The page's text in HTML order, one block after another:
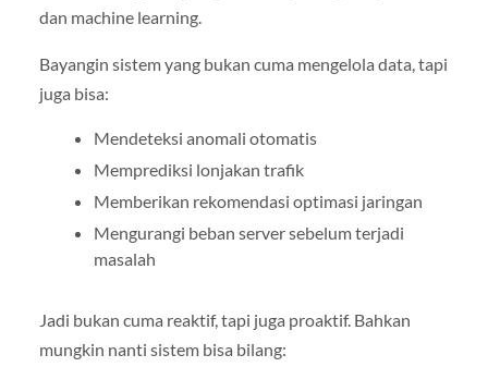
dan machine learning.
Bayangin sistem yang bukan cuma mengelola data, tapi
juga bisa:
Mendeteksi anomali otomatis
Memprediksi lonjakan trafik
Memberikan rekomendasi optimasi jaringan
Mengurangi beban server sebelum terjadi
masalah
Jadi bukan cuma reaktif, tapi juga proaktif. Bahkan
mungkin nanti sistem bisa bilang: